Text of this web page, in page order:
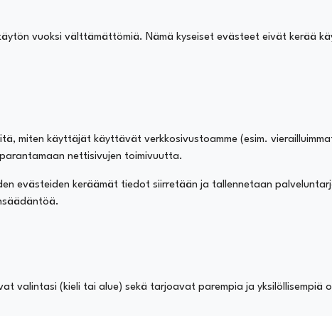
vuoksi välttämättömiä. Nämä kyseiset evästeet eivät kerää
miten käyttäjät käyttävät verkkosivustoamme (esim.
nettisivujen toimivuutta.
evästeiden keräämät tiedot siirretään ja tallennetaan
valintasi (kieli tai alue) sekä tarjoavat parempia ja yksilöllisempiä